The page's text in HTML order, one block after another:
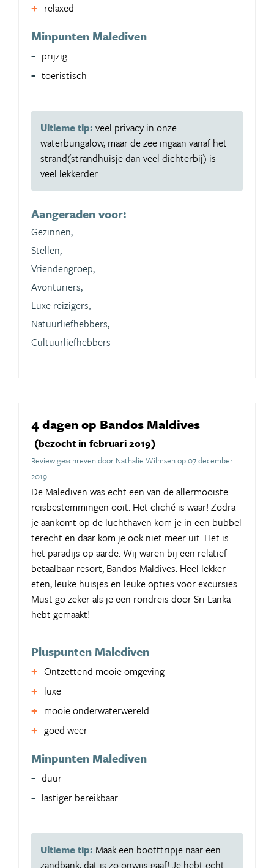
relaxed
Minpunten Malediven
prijzig
toeristisch
Ultieme tip: veel privacy in onze
waterbungalow, maar de zee ingaan vanaf het
strand(strandhuisje dan veel dichterbij) is
veel lekkerder
Aangeraden voor:
Gezinnen,
Stellen,
Vriendengroep,
Avonturiers,
Luxe reizigers,
Natuurliefhebbers,
Cultuurliefhebbers
4 dagen op Bandos Maldives
(bezocht in februari 2019)
Review geschreven door Nathalie Wilmsen op 07 december
2019
De Malediven was echt een van de allermooiste
reisbestemmingen ooit. Het cliché is waar! Zodra
je aankomt op de luchthaven kom je in een bubbel
terecht en daar kom je ook niet meer uit. Het is
het paradijs op aarde. Wij waren bij een relatief
betaalbaar resort, Bandos Maldives. Heel lekker
eten, leuke huisjes en leuke opties voor excursies.
Must go zeker als je een rondreis door Sri Lanka
hebt gemaakt!
Pluspunten Malediven
Ontzettend mooie omgeving
luxe
mooie onderwaterwereld
goed weer
Minpunten Malediven
duur
lastiger bereikbaar
Ultieme tip: Maak een bootttripje naar een
zandbank, dat is zo onwijs gaaf! Je hebt echt